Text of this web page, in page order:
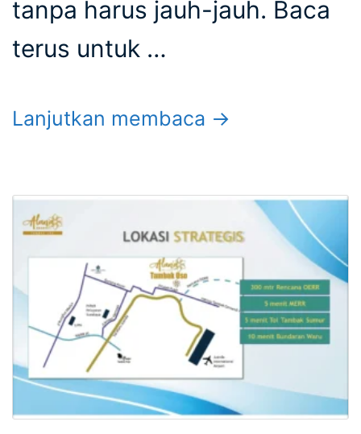
tanpa harus jauh-jauh. Baca
terus untuk …
Lanjutkan membaca →